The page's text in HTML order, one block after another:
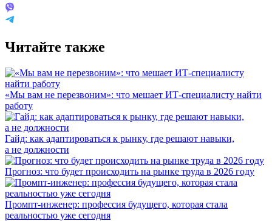
Читайте также
«Мы вам не перезвоним»: что мешает ИТ-специалисту найти
работу
Гайд: как адаптироваться к рынку, где решают навыки,
а не должности
Прогноз: что будет происходить на рынке труда в 2026 году
Промпт-инженер: профессия будущего, которая стала
реальностью уже сегодня